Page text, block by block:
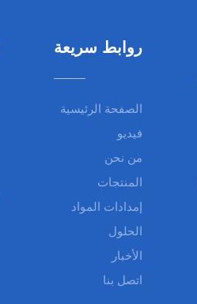
روابط سريعة
الصفحة الرئيسية
فيديو
من نحن
المنتجات
إمدادات المواد
الحلول
الأخبار
اتصل بنا